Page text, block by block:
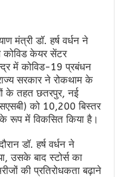
मंत्री डॉ. हर्ष वर्धन ने
कोविड केयर सेंटर
में कोविड-19 प्रबंधन
सरकार ने रोकथाम के
के तहत छतरपुर, नई
को 10,200 बिस्तर
रूप में विकसित किया है।
डॉ. हर्ष वर्धन ने
उसके बाद स्टोर्स का
की प्रतिरोधकता बढ़ाने